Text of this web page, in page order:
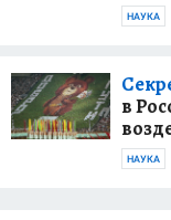
НАУКА
в
НАУКА